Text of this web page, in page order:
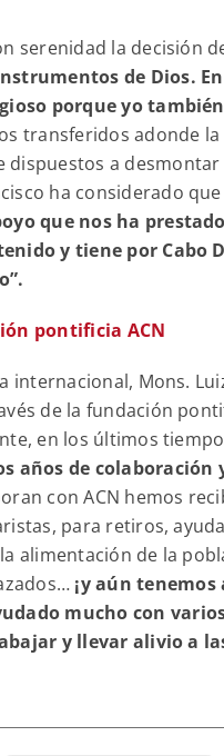
serenidad la decisión
de Dios.
porque yo
transferidos adonde
dispuestos a
ha considerado
que nos ha
y tiene por Cabo
pontificia ACN
internacional, Mons.
de la fundación
en los últimos
años de
con ACN hemos
para retiros,
alimentación de la
¡y aún
mucho con
y llevar alivio a